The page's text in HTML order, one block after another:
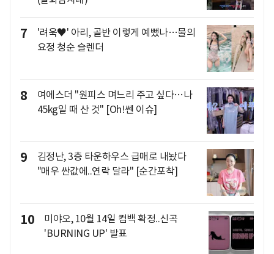
7
'려욱♥' 아리, 골반 이렇게 예뻤나…물의
요정 청순 슬렌더
8
여에스더 "원피스 며느리 주고 싶다…나
45kg일 때 산 것" [Oh!쎈 이슈]
9
김정난, 3층 타운하우스 급매로 내놨다
"매우 싼값에..연락 달라" [순간포착]
10
미야오, 10월 14일 컴백 확정..신곡
'BURNING UP' 발표